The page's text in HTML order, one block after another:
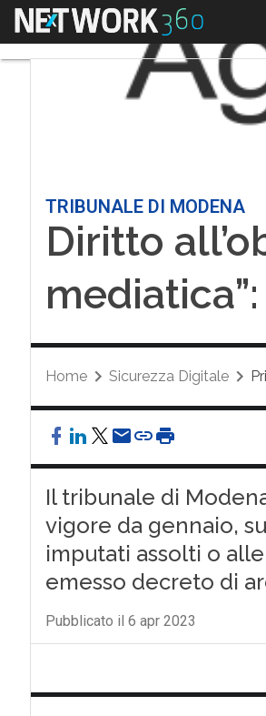
Menu
TRIBUNALE DI MODENA
Diritto
Home Sicurezza Digitale
Il tribunale di
vigore da gennaio,
imputati assolti o
emesso decreto di
Pubblicato il 6 apr 2023